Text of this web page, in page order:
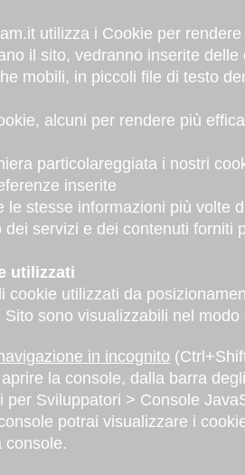
utilizza i Cookie per
il sito, vedranno inserite
mobili, in piccoli file di testo
alcuni per rendere più
particolareggiata i nostri
inserite
le stesse informazioni più volte
dei servizi e dei contenuti
utilizzati
cookie utilizzati da
Sito sono visualizzabili nel
in incognito
la console, dalla barra
per Sviluppatori > Console
potrai visualizzare i
console.